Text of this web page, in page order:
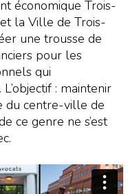
économique Trois-
la Ville de Trois-
une trousse de
pour les
qui
: maintenir
du centre-ville de
ce genre ne s’est